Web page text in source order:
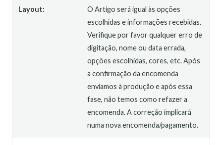
Layout:
O Artigo será igual às opções
escolhidas e informações recebidas.
Verifique por favor qualquer erro de
digitação, nome ou data errada,
opções escolhidas, cores, etc. Após
a confirmação da encomenda
enviamos à produção e após essa
fase, não temos como refazer a
encomenda. A correção implicará
numa nova encomenda/pagamento.